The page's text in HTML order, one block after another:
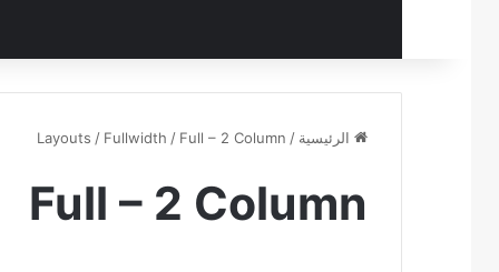
الرئيسية /
Layouts / Fullwidth / Full – 2 Column
Full – 2 Column